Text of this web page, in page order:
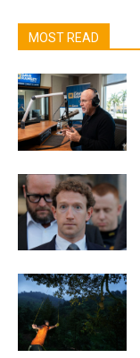
MOST READ